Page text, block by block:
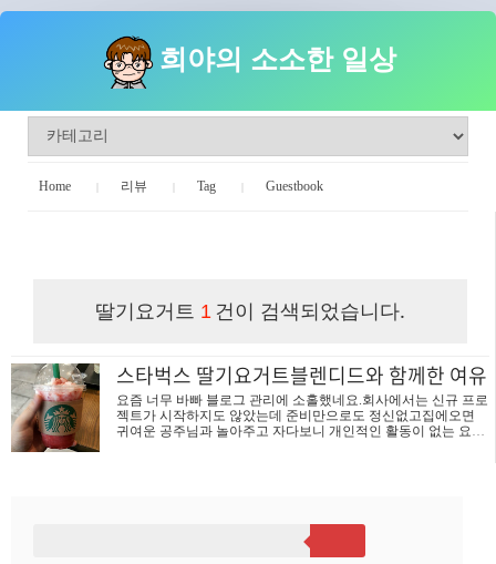
희야의 소소한 일상
Home 리뷰 Tag Guestbook
딸기요거트 1 건이 검색되었습니다.
스타벅스 딸기요거트블렌디드와 함께한 여유
요즘 너무 바빠 블로그 관리에 소홀했네요.회사에서는 신규 프로
젝트가 시작하지도 않았는데 준비만으로도 정신없고집에오면
귀여운 공주님과 놀아주고 자다보니 개인적인 활동이 없는 요즘
를 마시면서.. 이런 가게 차리면 좋겠다는 헛된 생각에 잠겨봤습
니다. 서울 중구 서소문로 120 ENA Center(지번: 서울 중구 서소
문동 136) 전화: 02-758-8832 다시 힘내서 블로그질 시작하겠습니